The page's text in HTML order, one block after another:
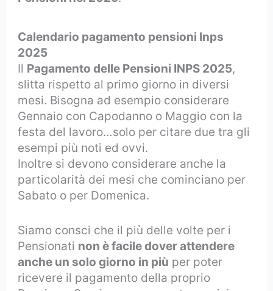
Calendario pagamento pensioni Inps
2025
Il Pagamento delle Pensioni INPS 2025,
slitta rispetto al primo giorno in diversi
mesi. Bisogna ad esempio considerare
Gennaio con Capodanno o Maggio con la
festa del lavoro…solo per citare due tra gli
esempi più noti ed ovvi.
Inoltre si devono considerare anche la
particolarità dei mesi che cominciano per
Sabato o per Domenica.
Siamo consci che il più delle volte per i
Pensionati non è facile dover attendere
anche un solo giorno in più per poter
ricevere il pagamento della proprio